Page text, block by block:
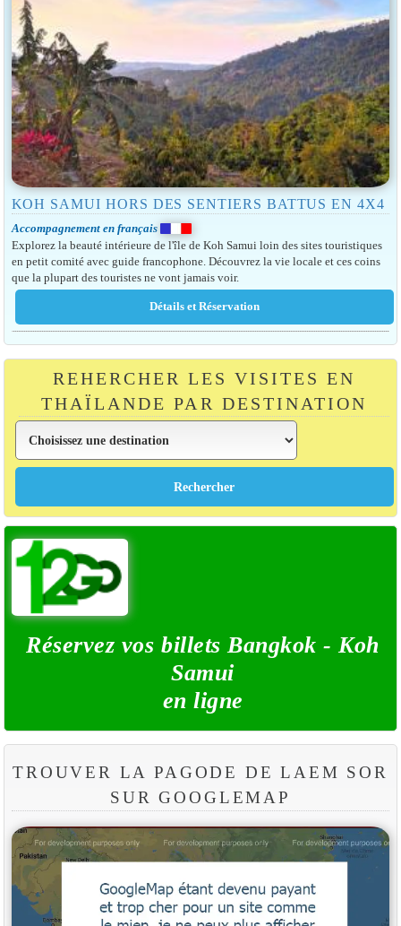
KOH SAMUI HORS DES SENTIERS BATTUS EN 4X4
Accompagnement en français
Explorez la beauté intérieure de l'île de Koh Samui loin des sites touristiques
en petit comité avec guide francophone. Découvrez la vie locale et ces coins
que la plupart des touristes ne vont jamais voir.
REHERCHER LES VISITES EN
THAÏLANDE PAR DESTINATION
Réservez vos billets Bangkok - Koh
Samui
en ligne
TROUVER LA PAGODE DE LAEM SOR
SUR GOOGLEMAP